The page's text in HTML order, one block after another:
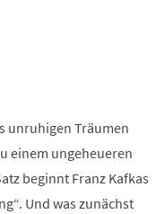
unruhigen Träumen
einem ungeheueren
beginnt Franz Kafkas
Und was zunächst